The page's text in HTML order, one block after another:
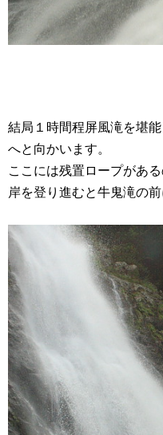
結局１時間程屏風滝を堪
へと向かいます。
ここには残置ロープがあ
岸を登り進むと牛鬼滝の